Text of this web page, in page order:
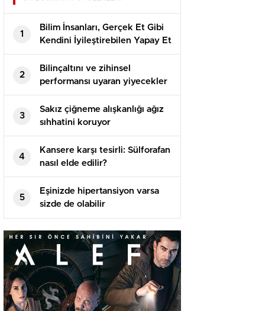
1
Bilim İnsanları, Gerçek Et Gibi
Kendini İyileştirebilen Yapay Et
Dokusu Üretti
2
Bilinçaltını ve zihinsel
performansı uyaran yiyecekler
3
Sakız çiğneme alışkanlığı ağız
sıhhatini koruyor
4
Kansere karşı tesirli: Sülforafan
nasıl elde edilir?
5
Eşinizde hipertansiyon varsa
sizde de olabilir